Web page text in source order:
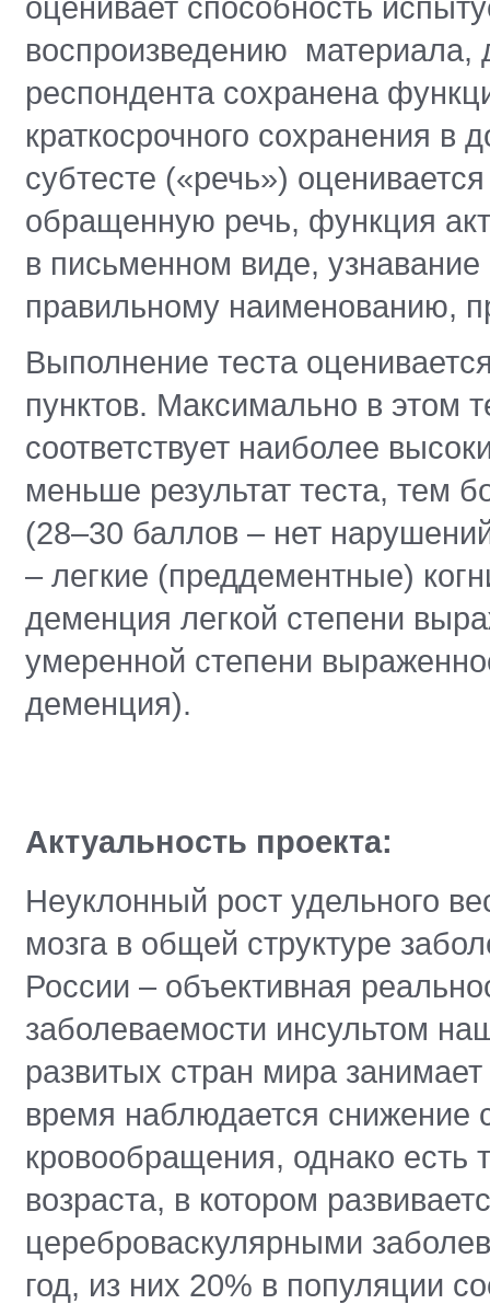
воспроизведению материала,
респондента сохранена
краткосрочного сохранения
субтесте («речь»)
обращенную речь, функция
в письменном виде,
правильному наименованию,
Выполнение теста
пунктов. Максимально в этом
соответствует наиболее
меньше результат теста, тем
(28–30 баллов – нет
– легкие (преддементные)
деменция легкой степени
умеренной степени
деменция).
Актуальность проекта:
Неуклонный рост удельного
мозга в общей структуре
России – объективная
заболеваемости инсультом
развитых стран мира
время наблюдается снижение
кровообращения, однако есть
возраста, в котором
цереброваскулярными
год, из них 20% в популяции